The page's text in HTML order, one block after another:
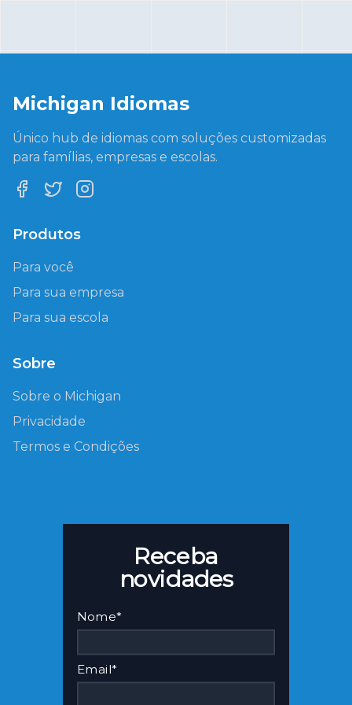
Michigan Idiomas
Único hub de idiomas com soluções customizadas
para famílias, empresas e escolas.
Produtos
Para você
Para sua empresa
Para sua escola
Sobre
Sobre o Michigan
Privacidade
Termos e Condições
Receba
novidades
Nome*
Email*